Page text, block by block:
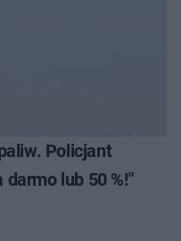
Policjant
darmo lub 50 %!"